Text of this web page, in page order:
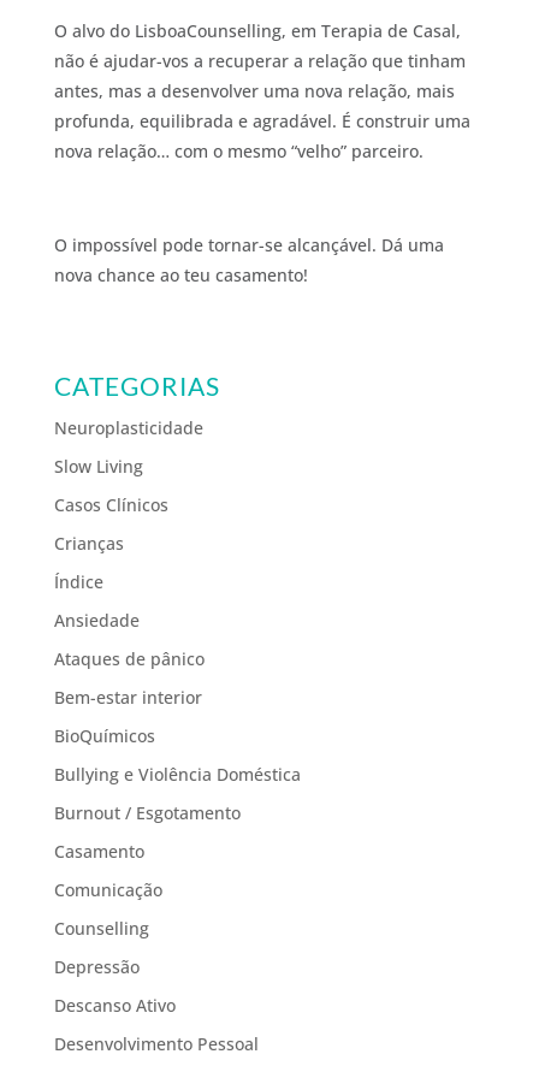
O alvo do LisboaCounselling, em Terapia de Casal,
não é ajudar-vos a recuperar a relação que tinham
antes, mas a desenvolver uma nova relação, mais
profunda, equilibrada e agradável. É construir uma
nova relação… com o mesmo “velho” parceiro.
O impossível pode tornar-se alcançável. Dá uma
nova chance ao teu casamento!
CATEGORIAS
Neuroplasticidade
Slow Living
Casos Clínicos
Crianças
Índice
Ansiedade
Ataques de pânico
Bem-estar interior
BioQuímicos
Bullying e Violência Doméstica
Burnout / Esgotamento
Casamento
Comunicação
Counselling
Depressão
Descanso Ativo
Desenvolvimento Pessoal